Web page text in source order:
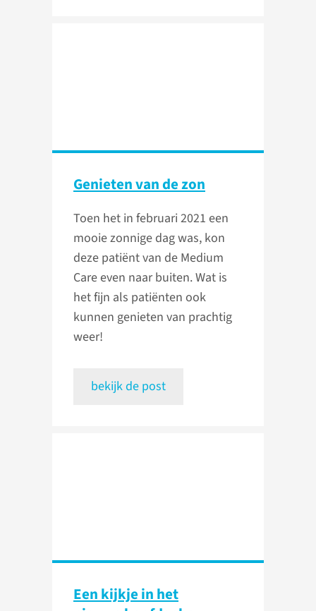
Genieten van de zon
Toen het in februari 2021 een
mooie zonnige dag was, kon
deze patiënt van de Medium
Care even naar buiten. Wat is
het fijn als patiënten ook
kunnen genieten van prachtig
weer!
bekijk de post
Een kijkje in het